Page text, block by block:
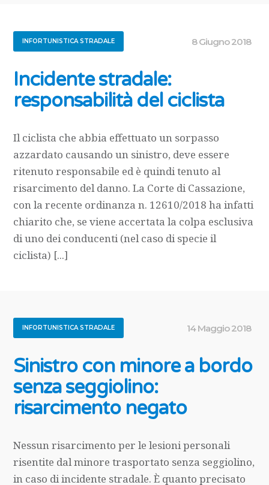
INFORTUNISTICA STRADALE 8 Giugno 2018
Incidente stradale:
responsabilità del ciclista
Il ciclista che abbia effettuato un sorpasso
azzardato causando un sinistro, deve essere
ritenuto responsabile ed è quindi tenuto al
risarcimento del danno. La Corte di Cassazione,
con la recente ordinanza n. 12610/2018 ha infatti
chiarito che, se viene accertata la colpa esclusiva
di uno dei conducenti (nel caso di specie il
ciclista) [...]
INFORTUNISTICA STRADALE 14 Maggio 2018
Sinistro con minore a bordo
senza seggiolino:
risarcimento negato
Nessun risarcimento per le lesioni personali
risentite dal minore trasportato senza seggiolino,
in caso di incidente stradale. È quanto precisato